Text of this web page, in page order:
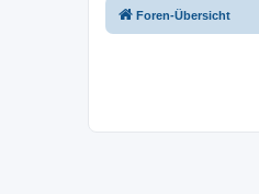
Foren-Übersicht